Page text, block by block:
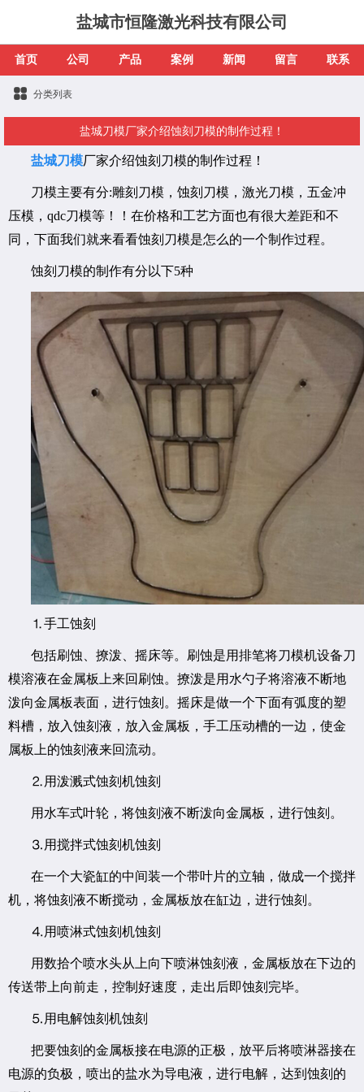
盐城市恒隆激光科技有限公司
首页 公司 产品 案例 新闻 留言 联系
分类列表
盐城刀模厂家介绍蚀刻刀模的制作过程！
盐城刀模厂家介绍蚀刻刀模的制作过程！
刀模主要有分:雕刻刀模，蚀刻刀模，激光刀模，五金冲
压模，qdc刀模等！！在价格和工艺方面也有很大差距和不
同，下面我们就来看看蚀刻刀模是怎么的一个制作过程。
蚀刻刀模的制作有分以下5种
⒈手工蚀刻
包括刷蚀、撩泼、摇床等。刷蚀是用排笔将刀模机设备刀
模溶液在金属板上来回刷蚀。撩泼是用水勺子将溶液不断地
泼向金属板表面，进行蚀刻。摇床是做一个下面有弧度的塑
料槽，放入蚀刻液，放入金属板，手工压动槽的一边，使金
属板上的蚀刻液来回流动。
⒉用泼溅式蚀刻机蚀刻
用水车式叶轮，将蚀刻液不断泼向金属板，进行蚀刻。
⒊用搅拌式蚀刻机蚀刻
在一个大瓷缸的中间装一个带叶片的立轴，做成一个搅拌
机，将蚀刻液不断搅动，金属板放在缸边，进行蚀刻。
⒋用喷淋式蚀刻机蚀刻
用数拾个喷水头从上向下喷淋蚀刻液，金属板放在下边的
传送带上向前走，控制好速度，走出后即蚀刻完毕。
⒌用电解蚀刻机蚀刻
把要蚀刻的金属板接在电源的正极，放平后将喷淋器接在
电源的负极，喷出的盐水为导电液，进行电解，达到蚀刻的